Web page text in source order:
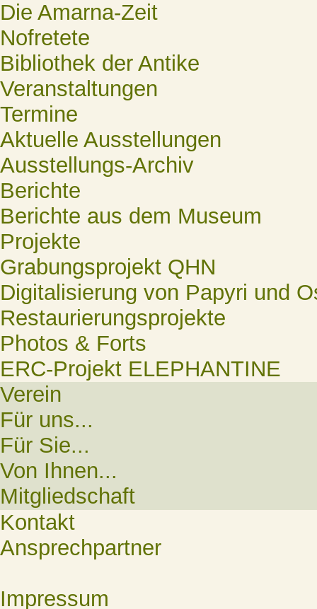
Die Amarna-Zeit
Nofretete
Bibliothek der Antike
Veranstaltungen
Termine
Aktuelle Ausstellungen
Ausstellungs-Archiv
Berichte
Berichte aus dem Museum
Projekte
Grabungsprojekt QHN
Digitalisierung von Papyri und
Restaurierungsprojekte
Photos & Forts
ERC-Projekt ELEPHANTINE
Verein
Für uns...
Für Sie...
Von Ihnen...
Mitgliedschaft
Kontakt
Ansprechpartner
Impressum